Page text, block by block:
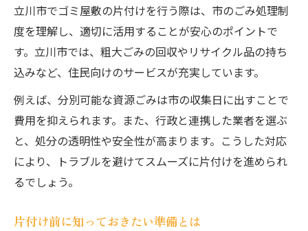
口コミや評判が良いゴミ屋敷業者の特徴
立川市でおすすめの片付け業者の選び方
ゴミ屋敷片付け費用を比べて納得依頼
立川市でゴミ屋敷の片付けを行う際は、市のごみ処理制
度を理解し、適切に活用することが安心のポイントで
す。立川市では、粗大ごみの回収やリサイクル品の持ち
込みなど、住民向けのサービスが充実しています。
例えば、分別可能な資源ごみは市の収集日に出すことで
費用を抑えられます。また、行政と連携した業者を選ぶ
と、処分の透明性や安全性が高まります。こうした対応
により、トラブルを避けてスムーズに片付けを進められ
るでしょう。
片付け前に知っておきたい準備とは